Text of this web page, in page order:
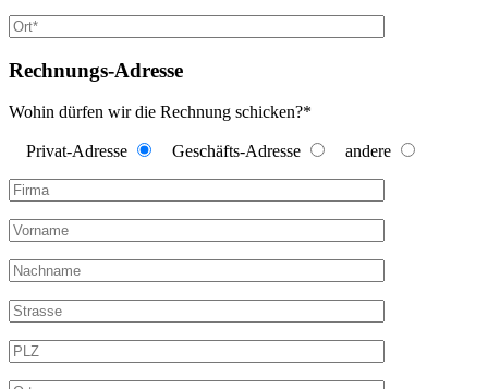
Rechnungs-Adresse
Wohin dürfen wir die Rechnung schicken?*
Privat-Adresse Geschäfts-Adresse andere